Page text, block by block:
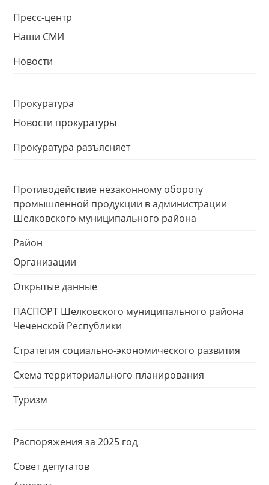
Пресс-центр
Наши СМИ
Новости
Прокуратура
Новости прокуратуры
Прокуратура разъясняет
Противодействие незаконному обороту
промышленной продукции в администрации
Шелковского муниципального района
Район
Организации
Открытые данные
ПАСПОРТ Шелковского муниципального района
Чеченской Республики
Стратегия социально-экономического развития
Схема территориального планирования
Туризм
Распоряжения за 2025 год
Совет депутатов